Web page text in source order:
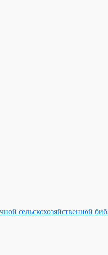
сельскохозяйственной